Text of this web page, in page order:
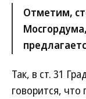
Отметим,
Так, в ст. 31
говорится,